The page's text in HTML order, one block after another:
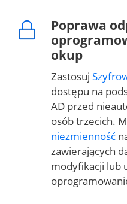
Poprawa
okup
Zastosuj
dostępu na
AD przed
osób trzecich.
niezmienność
zawierających
modyfikacji lub